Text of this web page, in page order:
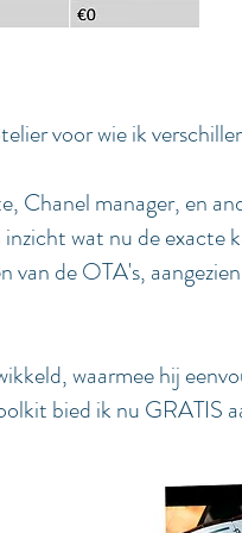
voor wie ik
Chanel manager, en
wat nu de exacte
van de OTA's,
waarmee hij
bied ik nu GRATIS